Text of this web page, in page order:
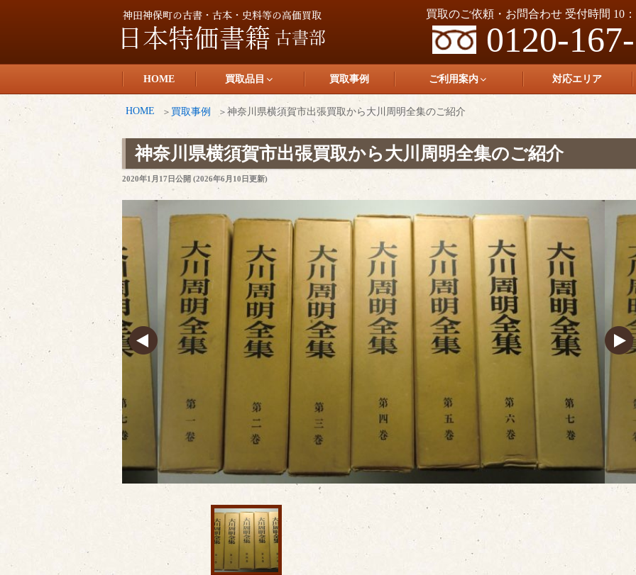
買取のご依頼・お問合わせ 受付時間 10
0120-
日本特価書籍
HOME 買取品目 買取事例 ご利用案内 対応エリア
HOME 買取事例 神奈川県横須賀市出張買取から大川周明全集のご紹介
神奈川県横須賀市出張買取から大川周明全集のご紹介
投
2020年1月17日公開 (2026年6月10日 更新)